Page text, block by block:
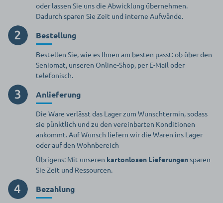
oder lassen Sie uns die Abwicklung übernehmen.
Dadurch sparen Sie Zeit und interne Aufwände.
Bestellung
Bestellen Sie, wie es Ihnen am besten passt: ob über den
Seniomat, unseren Online-Shop, per E-Mail oder
telefonisch.
Anlieferung
Die Ware verlässt das Lager zum Wunschtermin, sodass
sie pünktlich und zu den vereinbarten Konditionen
ankommt. Auf Wunsch liefern wir die Waren ins Lager
oder auf den Wohnbereich
Übrigens: Mit unseren kartonlosen Lieferungensparen
Sie Zeit und Ressourcen.
Bezahlung